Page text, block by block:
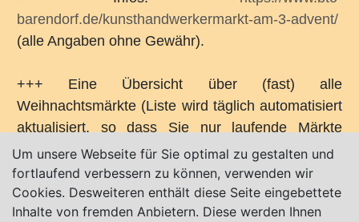
barendorf.de/kunsthandwerkermarkt-am-3-advent/
(alle Angaben ohne Gewähr).
+++ Eine Übersicht über (fast) alle
Weihnachtsmärkte (Liste wird täglich automatisiert
aktualisiert, so dass Sie nur laufende Märkte
sehen) in der Region finden Sie unter:
www.weihnachtsmaerkte24.info +++
Um unsere Webseite für Sie optimal zu gestalten und
fortlaufend verbessern zu können, verwenden wir
Cookies. Desweiteren enthält diese Seite eingebettete
Inhalte von fremden Anbietern. Diese werden Ihnen